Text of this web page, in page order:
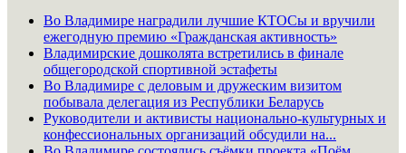
Во Владимире наградили лучшие КТОСы и вручили
ежегодную премию «Гражданская активность»
Владимирские дошколята встретились в финале
общегородской спортивной эстафеты
Во Владимире с деловым и дружеским визитом
побывала делегация из Республики Беларусь
Руководители и активисты национально-культурных и
конфессиональных организаций обсудили на...